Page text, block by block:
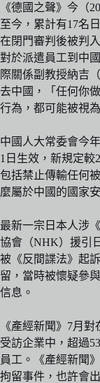
《德國之聲》今（
至今，累計有17名
在閉門審判後被判
對於派遣員工到中
際關係副教授納吉
去中國，「任何你
行為，都可能被視
中國人大常委會今
1日生效，新規定較
包括禁止傳輸任何
麼屬於中國的國家
最新一宗日本人涉
協會（NHK）援引
被《反間諜法》起
留，當時被懷疑參
信息。
《產經新聞》7月
受訪企業中，超過
員工。《產經新聞
拘留事件，也許會